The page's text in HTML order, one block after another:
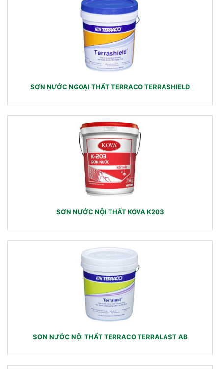
SƠN NƯỚC NGOẠI THẤT TERRACO TERRASHIELD
SƠN NƯỚC NỘI THẤT KOVA K203
SƠN NƯỚC NỘI THẤT TERRACO TERRALAST AB